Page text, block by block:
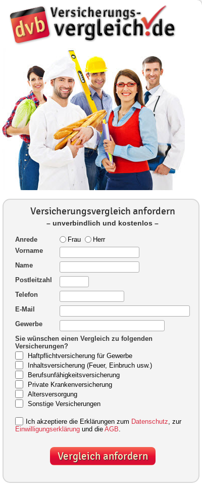
Versicherungsvergleich anfordern
– unverbindlich und kostenlos –
Anrede Frau
Herr
Vorname
Name
Postleitzahl
Telefon
E-Mail
Gewerbe
Sie wünschen einen Vergleich zu folgenden
Versicherungen?
Haftpflichtversicherung für Gewerbe
Inhaltsversicherung (Feuer, Einbruch usw.)
Berufsunfähigkeitsversicherung
Private Krankenversicherung
Altersversorgung
Sonstige Versicherungen
Ich akzeptiere die Erklärungen zum Datenschutz , zur
Einwilligungserklärung und die AGB.
Vergleich anfordern